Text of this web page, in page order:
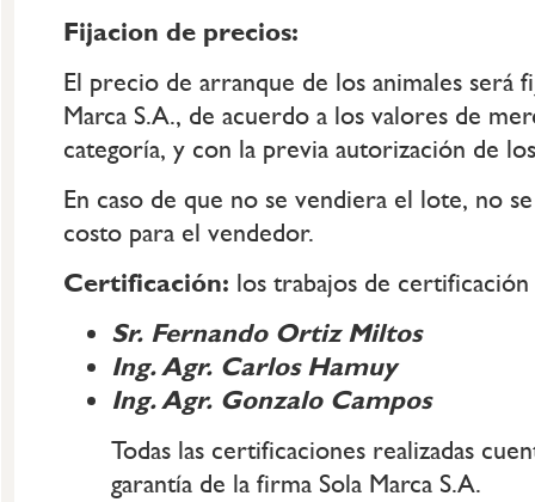
Fijacion de precios:
El precio de arranque de los animales será
Marca S.A., de acuerdo a los valores de
categoría, y con la previa autorización de
En caso de que no se vendiera el lote, no
costo para el vendedor.
Certificación: los trabajos de certificación
Sr. Fernando Ortiz Miltos
Ing. Agr. Carlos Hamuy
Ing. Agr. Gonzalo Campos
Todas las certificaciones realizadas
garantía de la firma Sola Marca S.A.